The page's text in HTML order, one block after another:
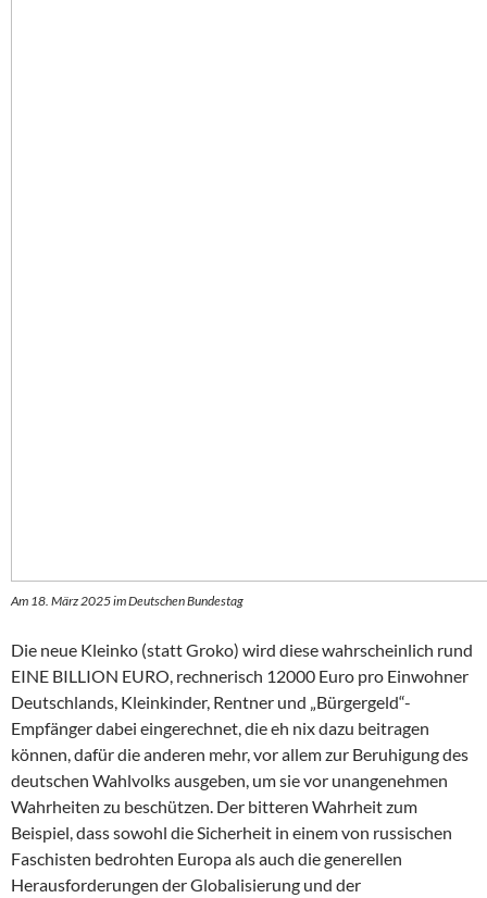
Am 18. März 2025 im Deutschen Bundestag
Die neue Kleinko (statt Groko) wird diese wahrscheinlich rund
EINE BILLION EURO, rechnerisch 12000 Euro pro Einwohner
Deutschlands, Kleinkinder, Rentner und „Bürgergeld“-
Empfänger dabei eingerechnet, die eh nix dazu beitragen
können, dafür die anderen mehr, vor allem zur Beruhigung des
deutschen Wahlvolks ausgeben, um sie vor unangenehmen
Wahrheiten zu beschützen. Der bitteren Wahrheit zum
Beispiel, dass sowohl die Sicherheit in einem von russischen
Faschisten bedrohten Europa als auch die generellen
Herausforderungen der Globalisierung und der